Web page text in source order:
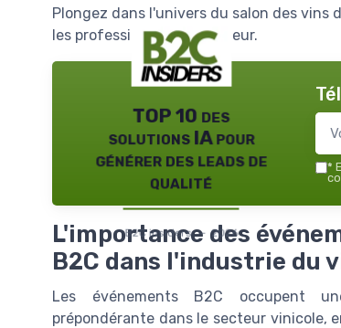
Plongez dans l'univers du salon des vins
les professionnels du secteur.
TOP 10 des
solutions IA pour
générer des leads de
qualité
B2C insiders — 2026
*
L'importance des
B2C dans l'industrie du
Les événements B2C occupent
prépondérante dans le secteur vinicole,